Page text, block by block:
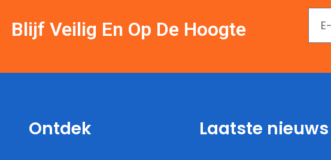
Blijf Veilig En Op De Hoogte
Ontdek Laatste nieuws